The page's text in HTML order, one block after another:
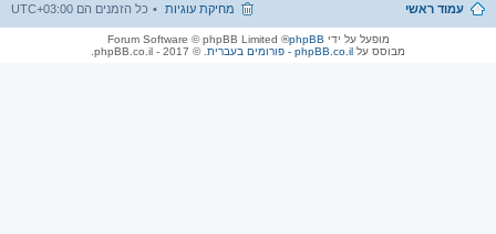
עמוד ראשי כל הזמנים הם UTC+03:00 מחיקת עוגיות
מופעל על ידי phpBB
® Forum Software © phpBB Limited
מבוסס על phpBB.co.il - פורומים בעברית . © 2017 - phpBB.co.il.